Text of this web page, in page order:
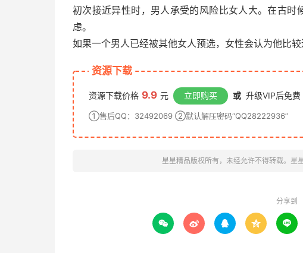
初次接近异性时，男人承受的风险比女人大。在古
虑。
如果一个男人已经被其他女人预选，女性会认为他比较
资源下载
资源下载价格 9.9 元 立即购买 或 升级VIP后免费
①售后QQ：32492069 ②默认解压密码“QQ28222936”
星星精品版权所有，未经允许不得转载。 星
分享到
    